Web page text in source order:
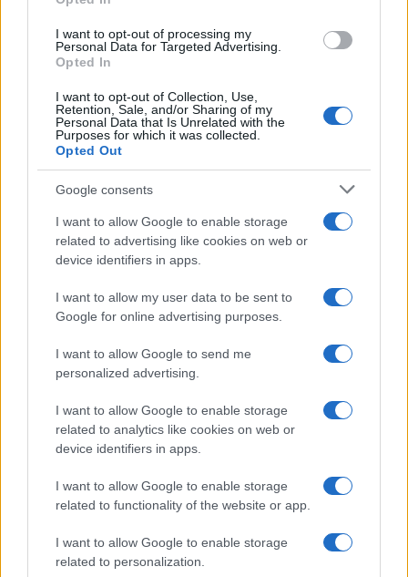
grant or deny consent to Google and its third-party tags to
consent section.
I want to opt-out of processing my
Personal Data for Targeted Advertising.
Opted In
I want to opt-out of Collection, Use,
Retention, Sale, and/or Sharing of my
Personal Data that Is Unrelated with the
Purposes for which it was collected.
Opted Out
Google consents
I want to allow Google to enable storage
related to advertising like cookies on web or
device identifiers in apps.
I want to allow my user data to be sent to
Google for online advertising purposes.
I want to allow Google to send me
personalized advertising.
I want to allow Google to enable storage
related to analytics like cookies on web or
device identifiers in apps.
I want to allow Google to enable storage
related to functionality of the website or app.
I want to allow Google to enable storage
related to personalization.
Germania
Investieren24
UK
News Hub UK
Lgbtq News
Olanda
Investeren 24